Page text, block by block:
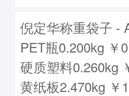
倪定华称重袋子 -
PET瓶0.200kg ￥
硬质塑料0.260kg
黄纸板2.470kg ￥